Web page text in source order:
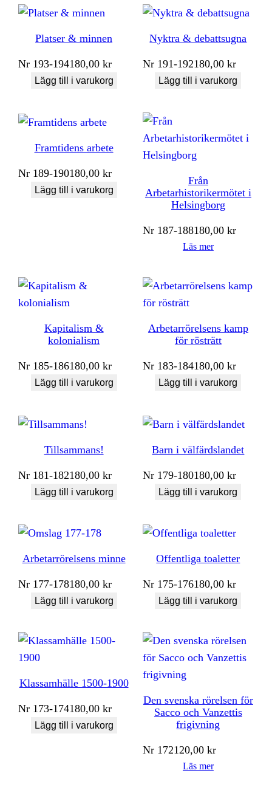
Platser & minnen
Nr 193-194180,00kr
Lägg till i varukorg
Nyktra & debattsugna
Nr 191-192180,00kr
Lägg till i varukorg
Framtidens arbete
Nr 189-190180,00kr
Lägg till i varukorg
Från
Arbetarhistorikermötet i
Helsingborg
Nr 187-188180,00kr
Läs mer
Kapitalism &
kolonialism
Nr 185-186180,00kr
Lägg till i varukorg
Arbetarrörelsens kamp
för rösträtt
Nr 183-184180,00kr
Lägg till i varukorg
Tillsammans!
Nr 181-182180,00kr
Lägg till i varukorg
Barn i välfärdslandet
Nr 179-180180,00kr
Lägg till i varukorg
Arbetarrörelsens minne
Nr 177-178180,00kr
Lägg till i varukorg
Offentliga toaletter
Nr 175-176180,00kr
Lägg till i varukorg
Klassamhälle 1500-1900
Nr 173-174180,00kr
Lägg till i varukorg
Den svenska rörelsen för
Sacco och Vanzettis
frigivning
Nr 172120,00kr
Läs mer